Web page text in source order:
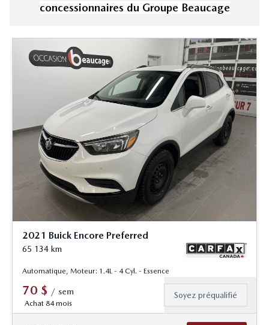
concessionnaires du Groupe Beaucage
2021 Buick Encore Preferred
65 134 km
Automatique, Moteur: 1.4L - 4 Cyl. - Essence
70 $ / sem
Achat 84 mois
Soyez préqualifié